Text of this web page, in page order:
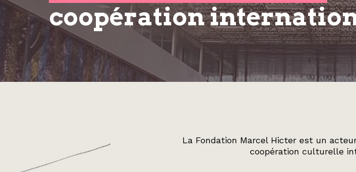
coopération
La Fondation Marcel Hicter est un
coopération culturelle